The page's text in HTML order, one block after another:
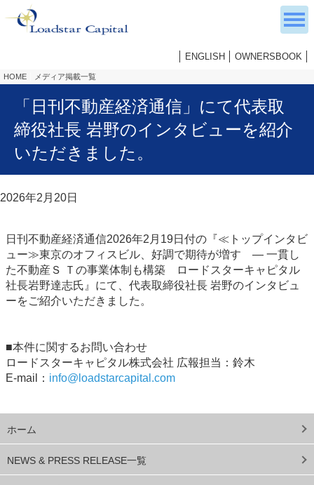
ENGLISH OWNERSBOOK
HOME メディア掲載一覧
ホーム
NEWS & PRESS RELEASE一覧
「日刊不動産経済通信」にて代表取
締役社長 岩野のインタビューを紹介
いただきました。
2026年2月20日
日刊不動産経済通信2026年2月19日付の『≪トップインタビ
ュー≫東京のオフィスビル、好調で期待が増す ― 一貫し
た不動産Ｓ Ｔの事業体制も構築 ロードスターキャピタル
社長岩野達志氏』にて、代表取締役社長 岩野のインタビュ
ーをご紹介いただきました。
■本件に関するお問い合わせ
ロードスターキャピタル株式会社 広報担当：鈴木
E-mail： info@loadstarcapital.com